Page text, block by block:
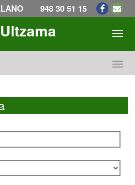
948 30 51 15
Ultzama